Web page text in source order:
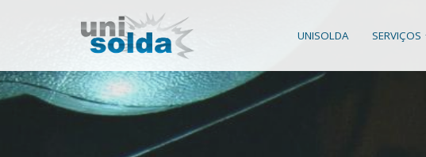
UNISOLDA SERVIÇOS